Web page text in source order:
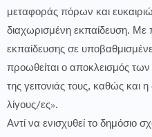
μεταφοράς πόρων και
διαχωρισμένη εκπαίδευση. Με
εκπαίδευσης σε
προωθείται ο αποκλεισμός
της γειτονιάς τους, καθώς και
λίγους/ες».
Αντί να ενισχυθεί το δημόσιο